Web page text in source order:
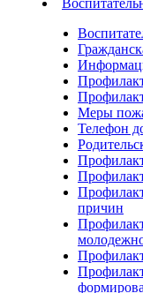
Меры
Телефон
причин